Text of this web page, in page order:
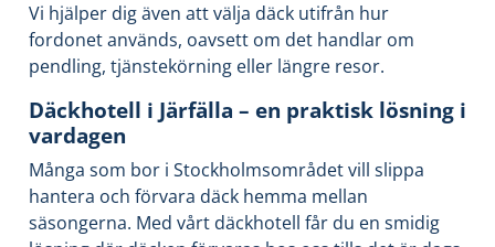
Vi hjälper dig även att välja däck utifrån hur
fordonet används, oavsett om det handlar om
pendling, tjänstekörning eller längre resor.
Däckhotell i Järfälla – en praktisk lösning i
vardagen
Många som bor i Stockholmsområdet vill slippa
hantera och förvara däck hemma mellan
säsongerna. Med vårt däckhotell får du en smidig